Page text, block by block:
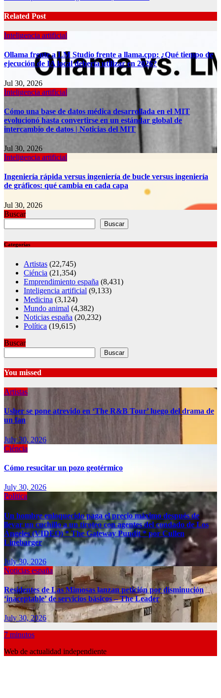
Related Post
Inteligencia artificial
Ollama frente a LM Studio frente a llama.cpp: ¿Qué tiempo de
ejecución de IA local debería utilizar en 2026?
Jul 30, 2026
Inteligencia artificial
Cómo una base de datos médica desarrollada en el MIT
evolucionó hasta convertirse en un estándar global de
intercambio de datos | Noticias del MIT
Jul 30, 2026
Inteligencia artificial
Ingeniería rápida versus ingeniería de bucle versus ingeniería
de gráficos: qué cambia en cada capa
Jul 30, 2026
Buscar
Buscar
Categorías
Artistas (22,745)
Ciéncia (21,354)
Emprendimiento españa (8,431)
Inteligencia artificial (9,133)
Medicina (3,124)
Mundo animal (4,382)
Noticias españa (20,232)
Política (19,615)
Buscar
Buscar
You missed
Artistas
Usher se pone atrevido en ‘The R&B Tour’ luego del drama de
un fan
July 30, 2026
Ciéncia
Cómo resucitar un pozo geotérmico
July 30, 2026
Política
Un hombre enloquecido paga el precio máximo después de
llevar un cuchillo a un tiroteo con agentes del condado de Los
Ángeles (VIDEO) * The Gateway Pundit * por Cullen
Linebarger
July 30, 2026
Noticias españa
Residentes de Las Mimosas lanzan petición por disminución
‘inaceptable’ de servicios básicos – The Leader
July 30, 2026
7 minutos
Web de actualidad independiente